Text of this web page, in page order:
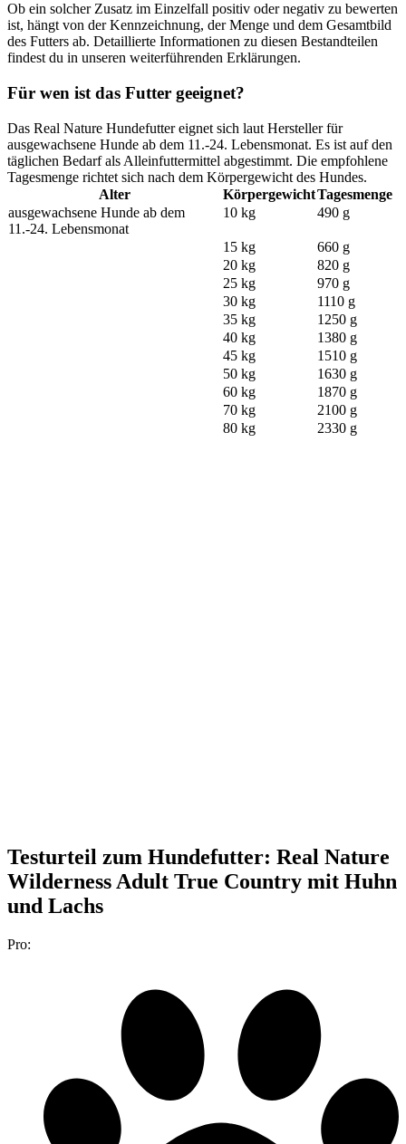
Ob ein solcher Zusatz im Einzelfall positiv oder negativ zu bewerten
ist, hängt von der Kennzeichnung, der Menge und dem Gesamtbild
des Futters ab. Detaillierte Informationen zu diesen Bestandteilen
findest du in unseren weiterführenden Erklärungen.
Für wen ist das Futter geeignet?
Das Real Nature Hundefutter eignet sich laut Hersteller für
ausgewachsene Hunde ab dem 11.-24. Lebensmonat. Es ist auf den
täglichen Bedarf als Alleinfuttermittel abgestimmt. Die empfohlene
Tagesmenge richtet sich nach dem Körpergewicht des Hundes.
Alter
KörpergewichtTagesmenge
ausgewachsene Hunde ab dem
11.-24. Lebensmonat
10 kg 490 g
15 kg
660 g
20 kg
820 g
25 kg
970 g
30 kg
1110 g
35 kg
1250 g
40 kg
1380 g
45 kg
1510 g
50 kg
1630 g
60 kg
1870 g
70 kg
2100 g
80 kg
2330 g
Testurteil zum Hundefutter: Real Nature
Wilderness Adult True Country mit Huhn
und Lachs
Pro: